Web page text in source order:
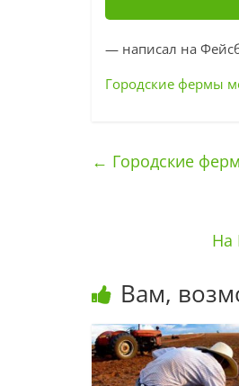
— написал на
Городские фермы
← Городские
На
Вам,